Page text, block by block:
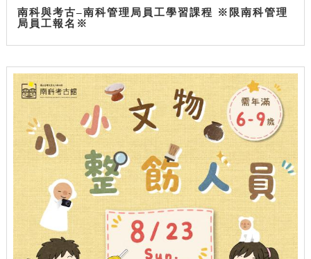
南科與考古–南科管理局員工學習課程 ※限南科管理
局員工報名※